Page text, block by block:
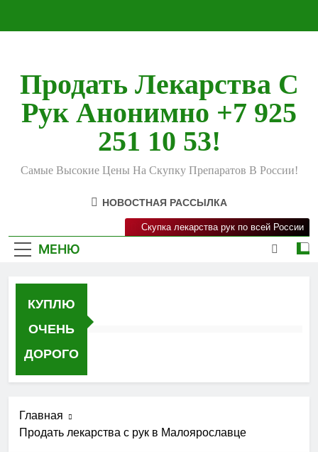
Продать Лекарства С
Рук Анонимно +7 925
251 10 53!
Самые Высокие Цены На Скупку Препаратов В России!
НОВОСТНАЯ РАССЫЛКА
МЕНЮ
Скупка лекарства рук по всей России
КУПЛЮ
ОЧЕНЬ
ДОРОГО
Главная
Продать лекарства с рук в Малоярославце